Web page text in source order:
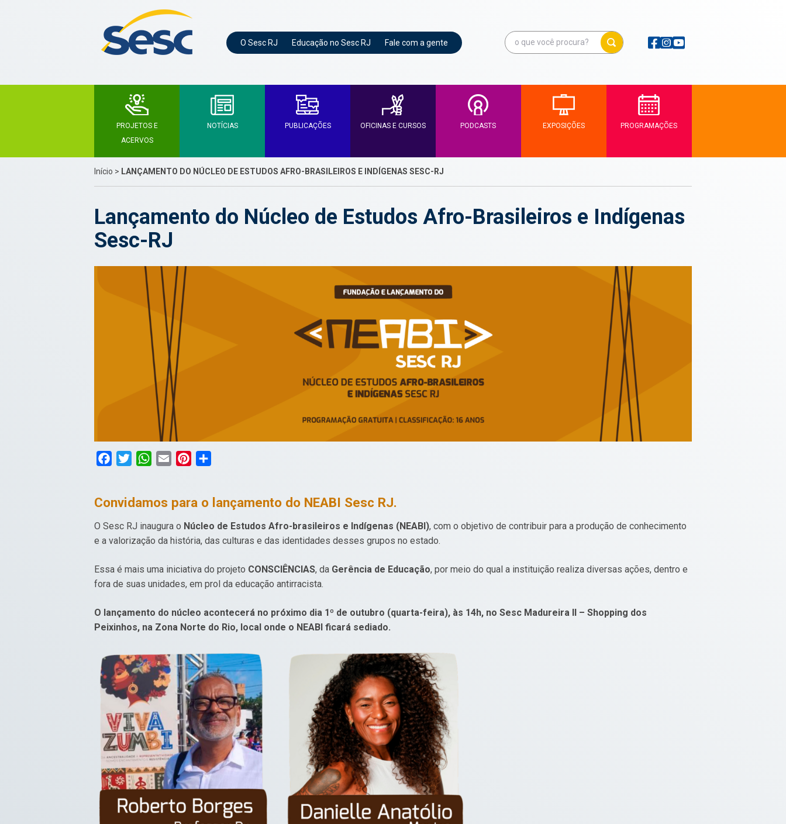
O Sesc RJ Educação no Sesc RJ Fale com a gente
PROJETOS E
ACERVOS
NOTÍCIAS PUBLICAÇÕES OFICINAS E CURSOS PODCASTS EXPOSIÇÕES PROGRAMAÇÕES
Início > LANÇAMENTO DO NÚCLEO DE ESTUDOS AFRO-BRASILEIROS E INDÍGENAS SESC-RJ
Lançamento do Núcleo de Estudos Afro-Brasileiros e Indígenas
Sesc-RJ
FacebookTwitterWhatsApp
Email Pinterest
Convidamos para o lançamento do NEABI Sesc RJ.
O Sesc RJ inaugura o Núcleo de Estudos Afro-brasileiros e Indígenas (NEABI), com o objetivo de contribuir para a produção de conhecimento
e a valorização da história, das culturas e das identidades desses grupos no estado.
Essa é mais uma iniciativa do projeto CONSCIÊNCIAS, da Gerência de Educação, por meio do qual a instituição realiza diversas ações, dentro e
fora de suas unidades, em prol da educação antirracista.
O lançamento do núcleo acontecerá no próximo dia 1º de outubro (quarta-feira), às 14h, no Sesc Madureira II – Shopping dos
Peixinhos, na Zona Norte do Rio, local onde o NEABI ficará sediado.